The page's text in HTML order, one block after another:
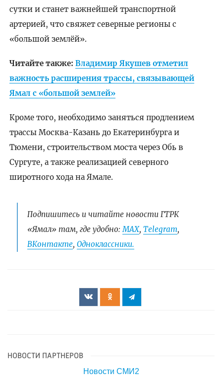
сутки и станет важнейшей транспортной
артерией, что свяжет северные регионы с
«большой землёй».
Читайте также: Владимир Якушев отметил
важность расширения трассы, связывающей
Ямал с «большой землей»
Кроме того, необходимо заняться продлением
трассы Москва-Казань до Екатеринбурга и
Тюмени, строительством моста через Обь в
Сургуте, а также реализацией северного
широтного хода на Ямале.
Подпишитесь и читайте новости ГТРК
«Ямал» там, где удобно: МАХ, Telegram,
ВКонтакте, Одноклассники.
НОВОСТИ ПАРТНЕРОВ
Новости СМИ2